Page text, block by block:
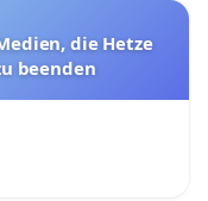
die Hetze
beenden